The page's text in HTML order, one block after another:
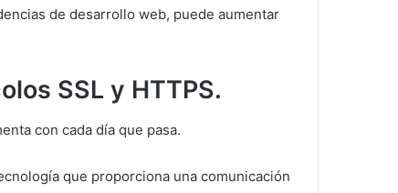
de desarrollo web, puede aumentar
SSL y HTTPS.
con cada día que pasa.
que proporciona una comunicación